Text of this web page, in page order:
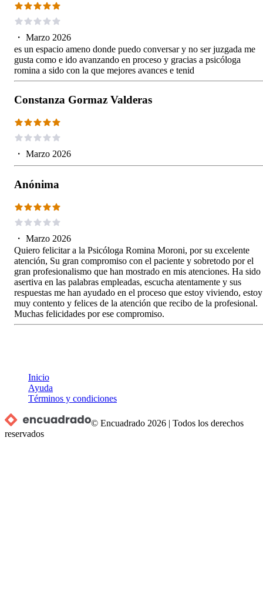
・ Marzo 2026
es un espacio ameno donde puedo conversar y no ser juzgada me
gusta como e ido avanzando en proceso y gracias a psicóloga
romina a sido con la que mejores avances e tenid
Constanza Gormaz Valderas
・ Marzo 2026
Anónima
・ Marzo 2026
Quiero felicitar a la Psicóloga Romina Moroni, por su excelente
atención, Su gran compromiso con el paciente y sobretodo por el
gran profesionalismo que han mostrado en mis atenciones. Ha sido
asertiva en las palabras empleadas, escucha atentamente y sus
respuestas me han ayudado en el proceso que estoy viviendo, estoy
muy contento y felices de la atención que recibo de la profesional.
Muchas felicidades por ese compromiso.
Inicio
Ayuda
Términos y condiciones
© Encuadrado 2026 |Todos los derechos
reservados